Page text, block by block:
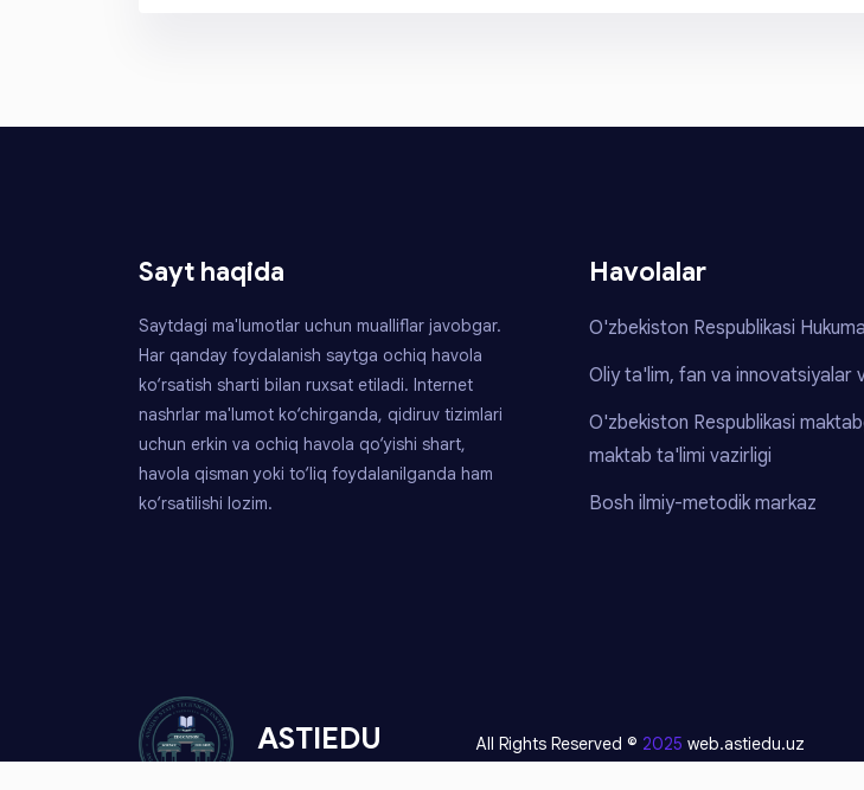
Sayt haqida
Saytdagi ma'lumotlar uchun mualliflar javobgar.
Har qanday foydalanish saytga ochiq havola
ko‘rsatish sharti bilan ruxsat etiladi. Internet
nashrlar ma'lumot ko‘chirganda, qidiruv tizimlari
uchun erkin va ochiq havola qo‘yishi shart,
havola qisman yoki to‘liq foydalanilganda ham
ko‘rsatilishi lozim.
Havolalar
O'zbekiston Respublikasi
Oliy ta'lim, fan va innovatsiyalar
O'zbekiston Respublikasi
maktab ta'limi vazirligi
Bosh ilmiy-metodik markaz
ASTIEDU All Rights Reserved © 2025 web.astiedu.uz